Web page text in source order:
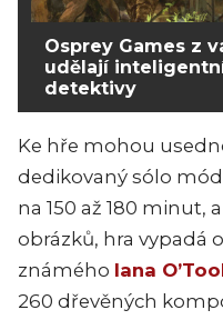
Osprey Games z
udělají
detektivy
Ke hře mohou
dedikovaný sólo
na 150 až 180 minut,
obrázků, hra vypadá
známého Iana
260 dřevěných